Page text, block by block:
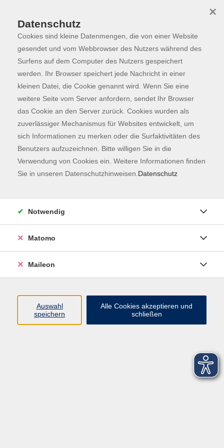
Skip to main content
Programm
Der Kurs konnte nicht gefunden werden.
Kontaktformular
Impressum
AGB
Datenschutzerklärung
Datenschutz
Cookies sind kleine Datenmengen, die von einer Website
gesendet und vom Webbrowser des Nutzers während des
Surfens auf dem Computer des Nutzers gespeichert
werden. Ihr Browser speichert jede Nachricht in einer
kleinen Datei, die Cookie genannt wird. Wenn Sie eine
weitere Seite vom Server anfordern, sendet Ihr Browser
das Cookie an den Server zurück. Cookies wurden als
zuverlässiger Mechanismus für Websites entwickelt, um
sich Informationen zu merken oder die Surfaktivitäten des
Benutzers aufzuzeichnen. Bitte willigen Sie in die
Verwendung von Cookies ein. Weitere Informationen finden
Sie in unseren Datenschutzhinweisen. Datenschutz
×
Notwendig
Matomo
Maileon
Auswahl
speichern
Alle Cookies akzeptieren und
schließen